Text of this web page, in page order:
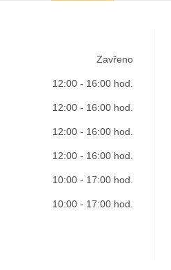
Zavřeno
12:00 - 16:00 hod.
12:00 - 16:00 hod.
12:00 - 16:00 hod.
12:00 - 16:00 hod.
10:00 - 17:00 hod.
10:00 - 17:00 hod.